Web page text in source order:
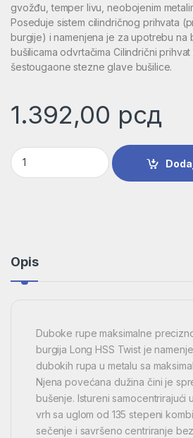
gvožđu, temper livu, neobojenim
Poseduje sistem cilindričnog prihvata
burgije) i namenjena je za upotrebu na
bušilicama odvrtačima Cilindrični
šestougaone stezne glave bušilice.
1.392,00 рсд
Burgija za metal HSS-G, DIN 340 |
Opis
Duboke rupe maksimalne
burgija Long HSS Twist je
dubokih rupa u metalu sa
Njena povećana dužina čini je
bušenje. Istureni samocentrirajući
vrh sa uglom od 135 stepeni
sečenje i savršeno centriranje